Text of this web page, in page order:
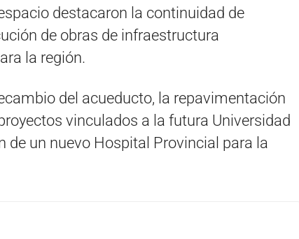
destacaron la continuidad de
de obras de infraestructura
la región.
del acueducto, la repavimentación
vinculados a la futura Universidad
de un nuevo Hospital Provincial para la